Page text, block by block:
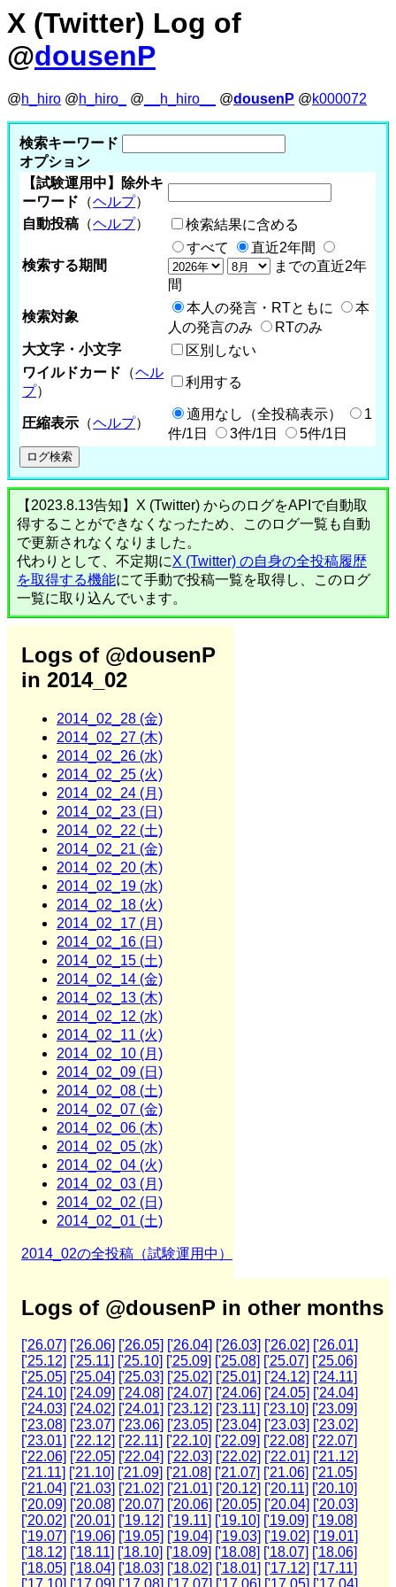
X (Twitter) Log of
@dousenP
@h_hiro @h_hiro_ @ __h_hiro__ @dousenP @k000072
検索キーワード
オプション
【試験運用中】除外キ
ーワード （ヘルプ）
自動投稿 （ヘルプ） 検索結果に含める
検索する期間
すべて
直近2年間
までの直近2年
間
検索対象
本人の発言・RTともに
本
人の発言のみ
RTのみ
大文字・小文字
区別しない
ワイルドカード （ヘル
プ）
利用する
圧縮表示 （ヘルプ）
適用なし（全投稿表示）
1
件/1日
3件/1日 5件/1日
【2023.8.13告知】X (Twitter) からのログをAPIで自動取
得することができなくなったため、このログ一覧も自動
で更新されなくなりました。
代わりとして、不定期にX (Twitter) の自身の全投稿履歴
を取得する機能にて手動で投稿一覧を取得し、このログ
一覧に取り込んでいます。
Logs of @dousenP
in 2014_02
2014_02_28 (金)
2014_02_27 (木)
2014_02_26 (水)
2014_02_25 (火)
2014_02_24 (月)
2014_02_23 (日)
2014_02_22 (土)
2014_02_21 (金)
2014_02_20 (木)
2014_02_19 (水)
2014_02_18 (火)
2014_02_17 (月)
2014_02_16 (日)
2014_02_15 (土)
2014_02_14 (金)
2014_02_13 (木)
2014_02_12 (水)
2014_02_11 (火)
2014_02_10 (月)
2014_02_09 (日)
2014_02_08 (土)
2014_02_07 (金)
2014_02_06 (木)
2014_02_05 (水)
2014_02_04 (火)
2014_02_03 (月)
2014_02_02 (日)
2014_02_01 (土)
2014_02の全投稿（試験運用中）
Logs of @dousenP in other months
['26.07] ['26.06] ['26.05] ['26.04] ['26.03] ['26.02] ['26.01]
['25.12] ['25.11] ['25.10] ['25.09] ['25.08] ['25.07] ['25.06]
['25.05] ['25.04] ['25.03] ['25.02] ['25.01] ['24.12] ['24.11]
['24.10] ['24.09] ['24.08] ['24.07] ['24.06] ['24.05] ['24.04]
['24.03] ['24.02] ['24.01] ['23.12] ['23.11] ['23.10] ['23.09]
['23.08] ['23.07] ['23.06] ['23.05] ['23.04] ['23.03] ['23.02]
['23.01] ['22.12] ['22.11] ['22.10] ['22.09] ['22.08] ['22.07]
['22.06] ['22.05] ['22.04] ['22.03] ['22.02] ['22.01] ['21.12]
['21.11] ['21.10] ['21.09] ['21.08] ['21.07] ['21.06] ['21.05]
['21.04] ['21.03] ['21.02] ['21.01] ['20.12] ['20.11] ['20.10]
['20.09] ['20.08] ['20.07] ['20.06] ['20.05] ['20.04] ['20.03]
['20.02] ['20.01] ['19.12] ['19.11] ['19.10] ['19.09] ['19.08]
['19.07] ['19.06] ['19.05] ['19.04] ['19.03] ['19.02] ['19.01]
['18.12] ['18.11] ['18.10] ['18.09] ['18.08] ['18.07] ['18.06]
['18.05] ['18.04] ['18.03] ['18.02] ['18.01] ['17.12] ['17.11]